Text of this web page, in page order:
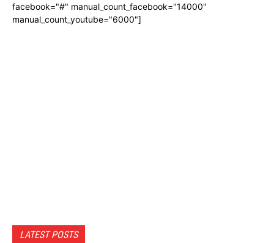
facebook="#" manual_count_facebook="14000"
manual_count_youtube="6000"]
LATEST POSTS